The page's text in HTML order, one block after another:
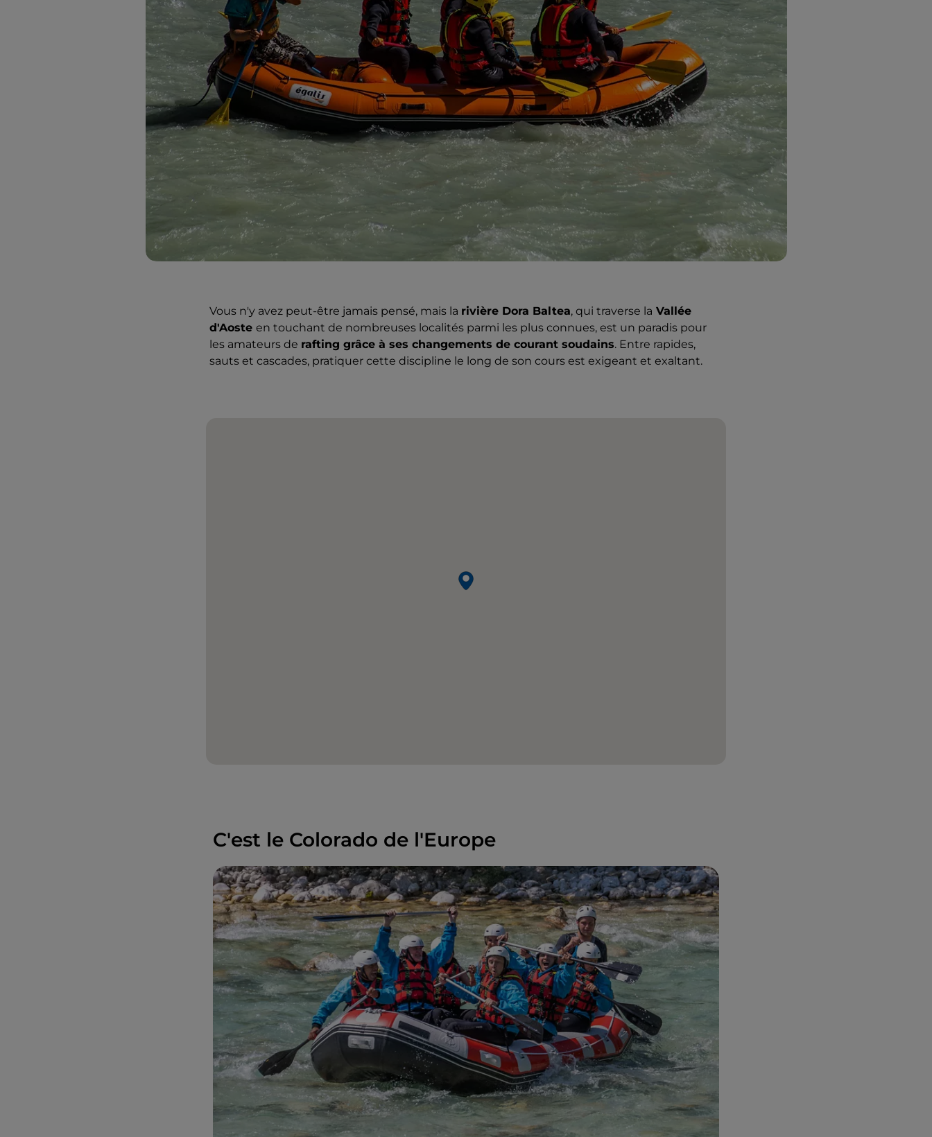
Vous n'y avez peut-être jamais pensé, mais la rivière Dora Baltea, qui traverse la Vallée
d'Aoste en touchant de nombreuses localités parmi les plus connues, est un paradis pour
les amateurs de rafting grâce à ses changements de courant soudains. Entre rapides,
sauts et cascades, pratiquer cette discipline le long de son cours est exigeant et exaltant.
C'est le Colorado de l'Europe